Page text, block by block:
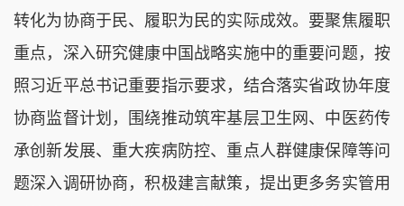
转化为协商于民、履职为民的实际成效。要聚焦履职
重点，深入研究健康中国战略实施中的重要问题，按
照习近平总书记重要指示要求，结合落实省政协年度
协商监督计划，围绕推动筑牢基层卫生网、中医药传
承创新发展、重大疾病防控、重点人群健康保障等问
题深入调研协商，积极建言献策，提出更多务实管用